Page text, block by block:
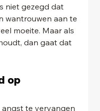
niet gezegd dat
wantrouwen aan te
moeite. Maar als
dan gaat dat
op
angst te vervangen